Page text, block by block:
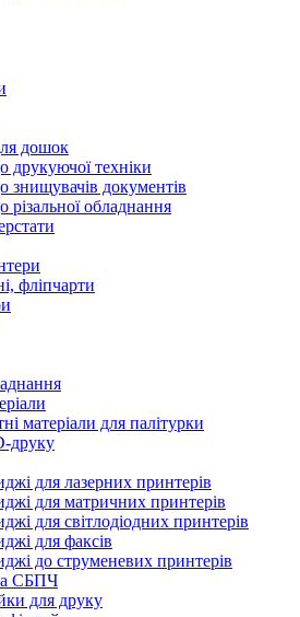
дошок
друкуючої техніки
знищувачів документів
різальної обладнання
фліпчарти
матеріали для палітурки
друку
для лазерних принтерів
для матричних принтерів
для світлодіодних принтерів
для факсів
до струменевих принтерів
СБПЧ
для друку